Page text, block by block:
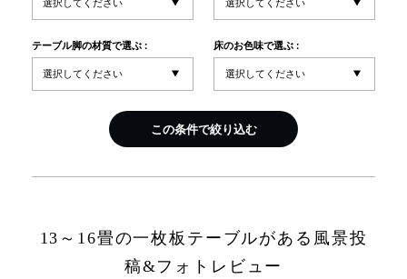
INFORMATION
MOKUBA CHANNEL
よくあるご質問
テーブル脚の材質で選ぶ : 床のお色味で選ぶ :
この条件で絞り込む
13～16畳の一枚板テーブルがある風景投
稿&フォトレビュー